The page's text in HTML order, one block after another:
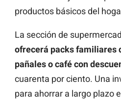
productos básicos del
La sección de
ofrecerá packs familiares
pañales o café con
cuarenta por ciento. Una
para ahorrar a largo plazo